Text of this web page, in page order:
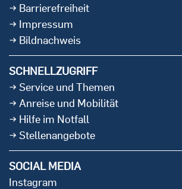
Barrierefreiheit
Impressum
Bildnachweis
SCHNELLZUGRIFF
Service und Themen
Anreise und Mobilität
Hilfe im Notfall
Stellenangebote
SOCIAL MEDIA
Instagram